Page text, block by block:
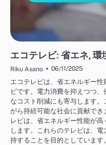
エコテレビ: 省エネ, 環
Riku Asano
06/11/2025
エコテレビは、省エネルギー
ビです。電力消費を抑えつつ
なコスト削減にも寄与します
がら持続可能な社会に貢献で
レビは、省エネルギー性能が
します。これらのテレビは、
持することを目的としていま